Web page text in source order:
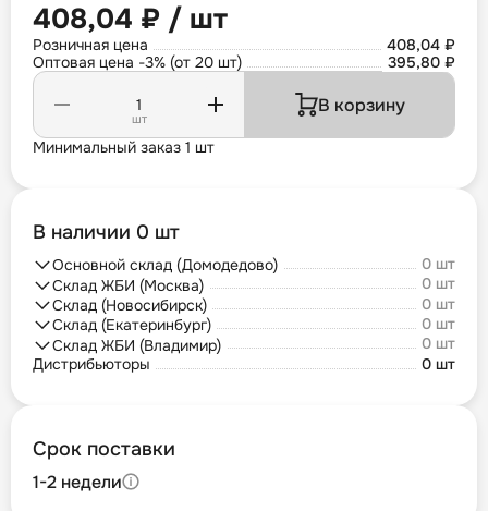
408,04 ₽ / шт
Розничная цена
408,04 ₽
Оптовая цена -3% (от 20 шт)
395,80 ₽
шт
В корзину
Минимальный заказ 1 шт
В наличии 0 шт
Основной склад (Домодедово)
0 шт
Склад ЖБИ (Москва)
0 шт
Склад (Новосибирск)
0 шт
Склад (Екатеринбург)
0 шт
Склад ЖБИ (Владимир)
0 шт
Дистрибьюторы
0 шт
Срок поставки
1-2 недели